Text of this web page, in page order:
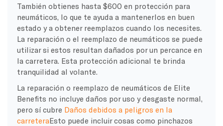
También obtienes hasta $600 en protección para
neumáticos, lo que te ayuda a mantenerlos en buen
estado y a obtener reemplazos cuando los necesites.
La reparación o el reemplazo de neumáticos se puede
utilizar si estos resultan dañados por un percance en
la carretera. Esta protección adicional te brinda
tranquilidad al volante.
La reparación o reemplazo de neumáticos de Elite
Benefits no incluye daños por uso y desgaste normal,
pero sí cubre Daños debidos a peligros en la
carreteraEsto puede incluir cosas como pinchazos